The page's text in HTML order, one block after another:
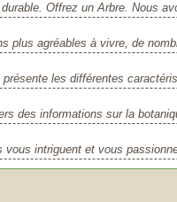
Offrez un Arbre. Nous
plus agréables à vivre, de
les différentes
des informations sur la
intriguent et vous